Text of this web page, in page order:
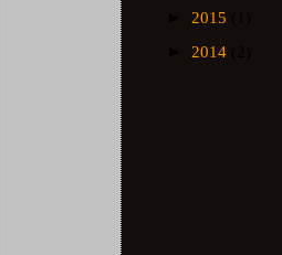
2015
2014